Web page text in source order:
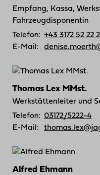
Empfang, Kassa,
Fahrzeugdisponentin
Telefon: +43 3172 52 22 2
E-Mail:
Thomas Lex MMst.
Werkstättenleiter und
Telefon: 03172/5222-4
E-Mail:
Alfred Ehmann